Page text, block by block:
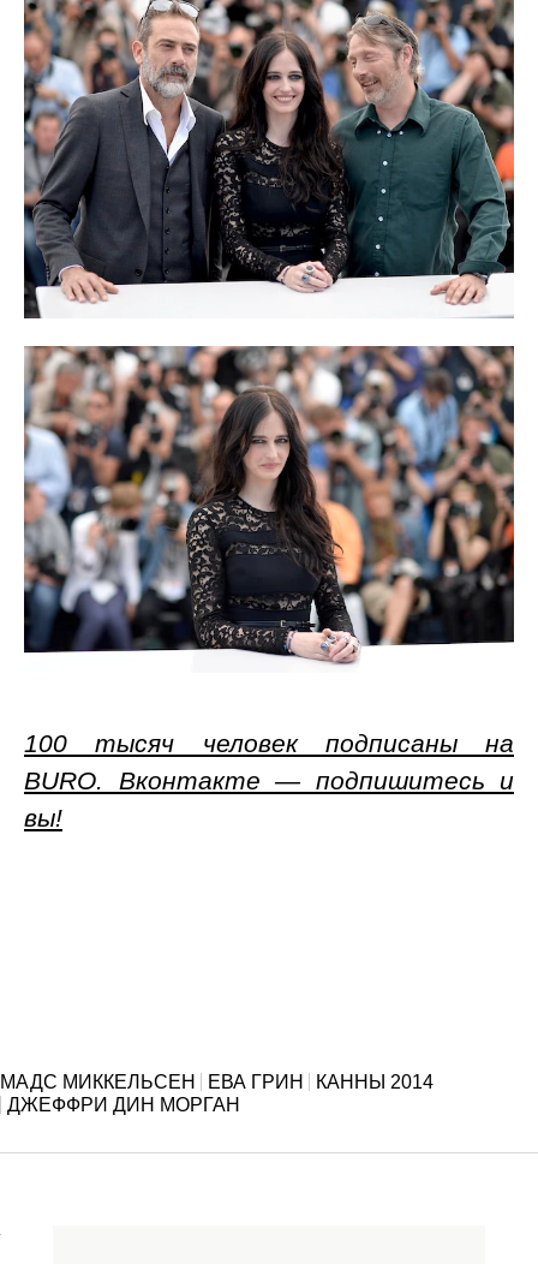
100 тысяч человек подписаны на
BURO. Вконтакте — подпишитесь и
вы!
МАДС МИККЕЛЬСЕН ЕВА ГРИН
КАННЫ 2014
ДЖЕФФРИ ДИН МОРГАН